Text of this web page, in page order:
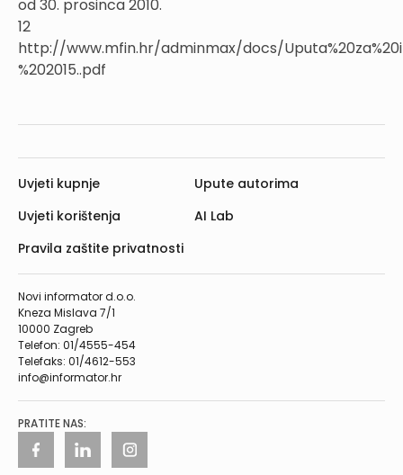
od 30. prosinca 2010.
12
http://www.mfin.hr/adminmax/docs/
%202015..pdf
Novi informator d.o.o.
Kneza Mislava 7/1
10000 Zagreb
Telefon: 01/4555-454
Telefaks: 01/4612-553
info@informator.hr
PRATITE NAS:
Uvjeti kupnje
Uvjeti korištenja
Pravila zaštite privatnosti
Upute autorima
AI Lab